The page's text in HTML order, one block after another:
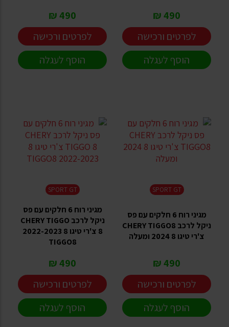
490 ₪
לפרטים ורכישה
הוסף לעגלה
490 ₪
לפרטים ורכישה
הוסף לעגלה
SPORT GT
מגיני רוח 6 חלקים עם פס
ניקל לרכב CHERY TIGGO8
צ'רי טיגו 8 2024 ומעלה
490 ₪
לפרטים ורכישה
הוסף לעגלה
SPORT GT
מגיני רוח 6 חלקים עם פס
ניקל לרכב CHERY TIGGO
8 צ'רי טיגו 8 2022-2023
TIGGO8
490 ₪
לפרטים ורכישה
הוסף לעגלה